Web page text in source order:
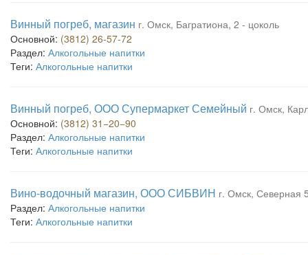
Винный погреб, магазин г. Омск, Багратиона, 2 - цоколь
Основной: (3812) 26-57-72
Раздел: Алкогольные напитки
Теги: Алкогольные напитки
Винный погреб, ООО Супермаркет Семейный г. Омск,
Основной: (3812) 31−20−90
Раздел: Алкогольные напитки
Теги: Алкогольные напитки
Вино-водочный магазин, ООО СИБВИН г. Омск, Северная
Раздел: Алкогольные напитки
Теги: Алкогольные напитки